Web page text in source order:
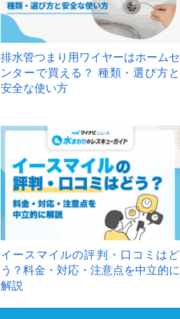
排水管つまり用ワイヤーはホームセ
ンターで買える？ 種類・選び方と
安全な使い方
イースマイルの評判・口コミはど
う？料金・対応・注意点を中立的に
解説